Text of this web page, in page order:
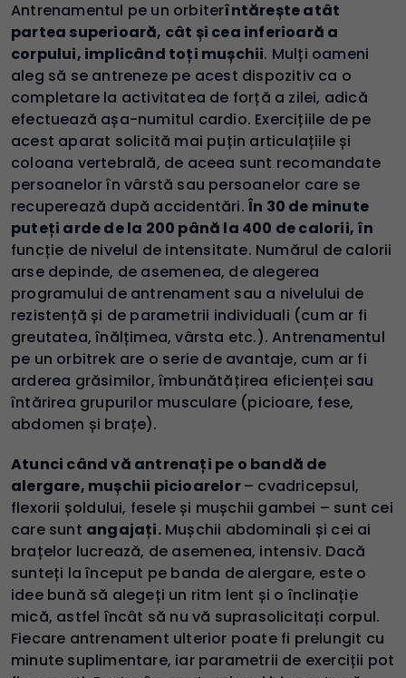
Antrenamentul pe un orbiterîntărește atât
partea superioară, cât și cea inferioară a
corpului, implicând toți mușchii. Mulți oameni
aleg să se antreneze pe acest dispozitiv ca o
completare la activitatea de forță a zilei, adică
efectuează așa-numitul cardio. Exercițiile de pe
acest aparat solicită mai puțin articulațiile și
coloana vertebrală, de aceea sunt recomandate
persoanelor în vârstă sau persoanelor care se
recuperează după accidentări. În 30 de minute
puteți arde de la 200 până la 400 de calorii, în
funcție de nivelul de intensitate. Numărul de calorii
arse depinde, de asemenea, de alegerea
programului de antrenament sau a nivelului de
rezistență și de parametrii individuali (cum ar fi
greutatea, înălțimea, vârsta etc.). Antrenamentul
pe un orbitrek are o serie de avantaje, cum ar fi
arderea grăsimilor, îmbunătățirea eficienței sau
întărirea grupurilor musculare (picioare, fese,
abdomen și brațe).
Atunci când vă antrenați pe o bandă de
alergare, mușchii picioarelor– cvadricepsul,
flexorii șoldului, fesele și mușchii gambei – sunt cei
care sunt angajați.Mușchii abdominali și cei ai
brațelor lucrează, de asemenea, intensiv. Dacă
sunteți la început pe banda de alergare, este o
idee bună să alegeți un ritm lent și o înclinație
mică, astfel încât să nu vă suprasolicitați corpul.
Fiecare antrenament ulterior poate fi prelungit cu
minute suplimentare, iar parametrii de exerciții pot